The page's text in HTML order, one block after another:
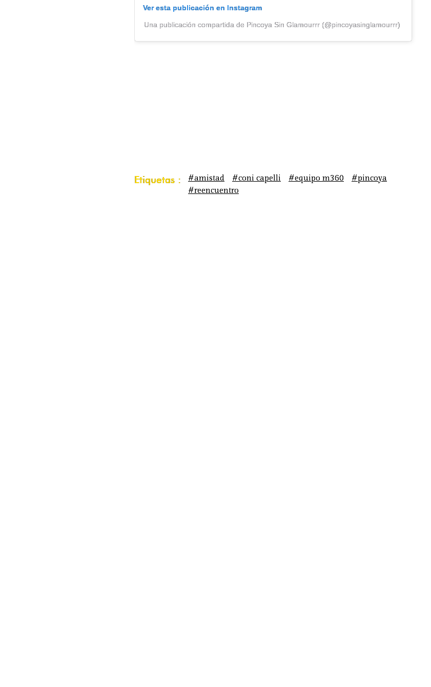
Ver esta publicación en Instagram
Una publicación compartida de Pincoya Sin Glamourrr (@pincoyasinglamourrr)
Etiquetas : #amistad #coni capelli #equipo m360
#pincoya
#reencuentro